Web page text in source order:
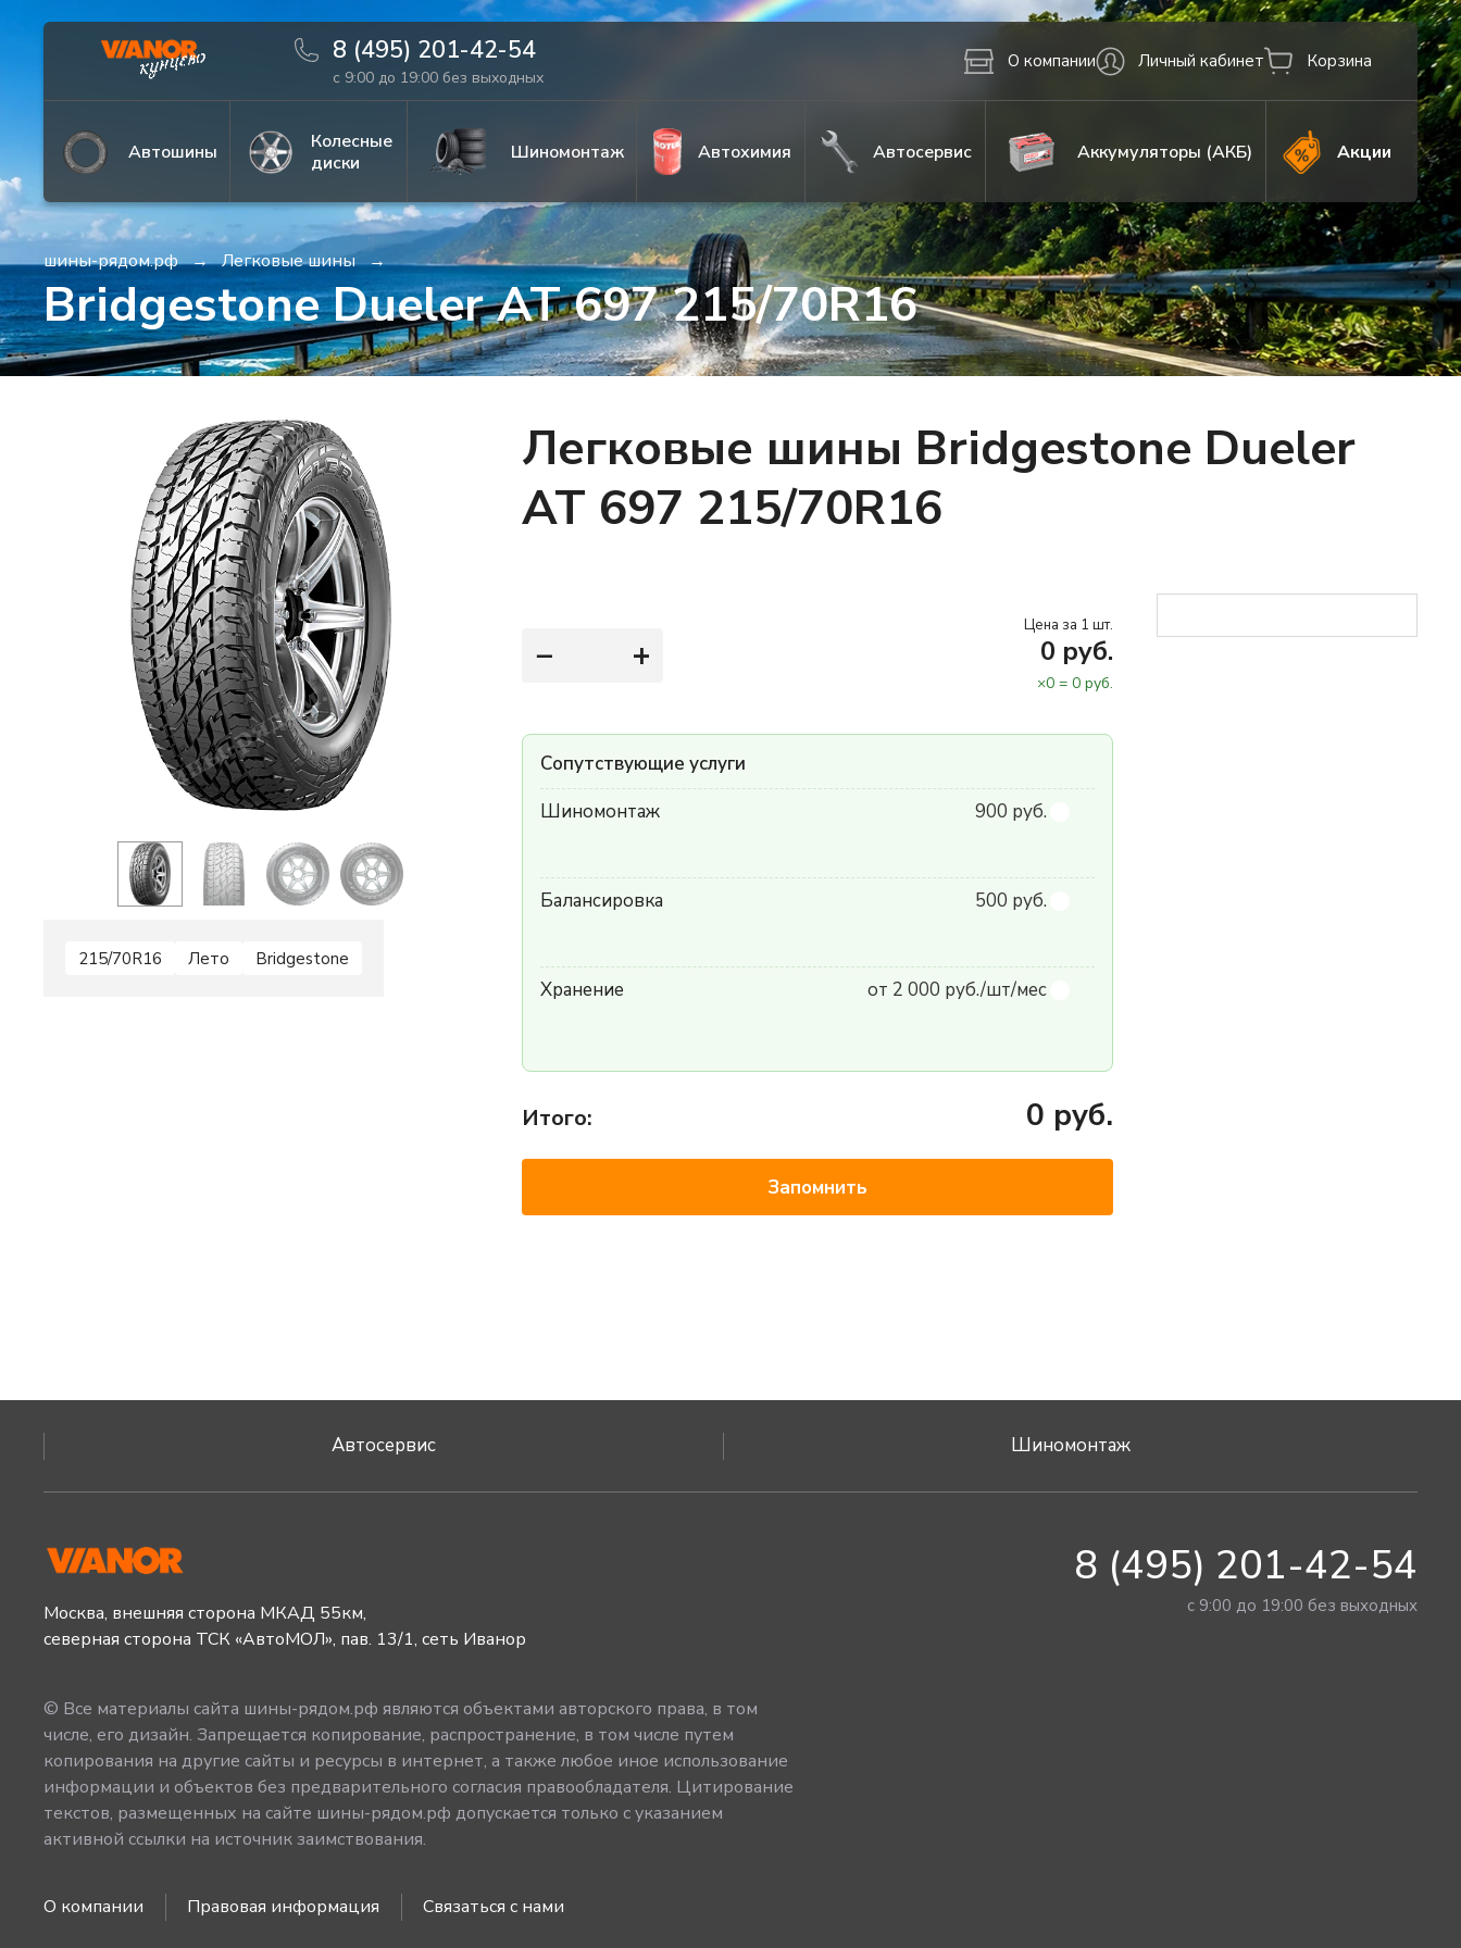
8 (495) 201-42-54
с 9:00 до 19:00 без выходных
О компании Личный кабинет Корзина
Автошины
Колесные
диски
Шиномонтаж Автохимия Автосервис Аккумуляторы (АКБ) Акции
шины-рядом.рф Легковые шины
Bridgestone Dueler AT 697 215/70R16
215/70R16 Лето Bridgestone
Легковые шины Bridgestone Dueler
AT 697 215/70R16
− +
Цена за 1 шт.
0 руб.
×0 = 0 руб.
Сопутствующие услуги
Шиномонтаж
900 руб.
Балансировка 500 руб.
Хранение от 2 000 руб./шт/мес
Итого: 0 руб.
Запомнить
Автосервис Шиномонтаж
Москва, внешняя сторона МКАД 55км,
северная сторона ТСК «АвтоМОЛ», пав. 13/1, сеть Иванор
8 (495) 201-42-54
с 9:00 до 19:00 без выходных
© Все материалы сайта шины-рядом.рф являются объектами авторского права, в том
числе, его дизайн. Запрещается копирование, распространение, в том числе путем
копирования на другие сайты и ресурсы в интернет, а также любое иное использование
информации и объектов без предварительного согласия правообладателя. Цитирование
текстов, размещенных на сайте шины-рядом.рф допускается только с указанием
активной ссылки на источник заимствования.
О компании Правовая информация Связаться с нами
Информация Фото товара